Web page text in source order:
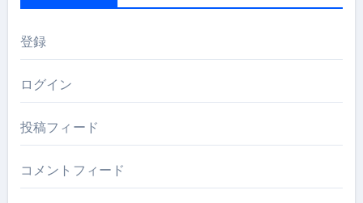
登録
ログイン
投稿フィード
コメントフィード